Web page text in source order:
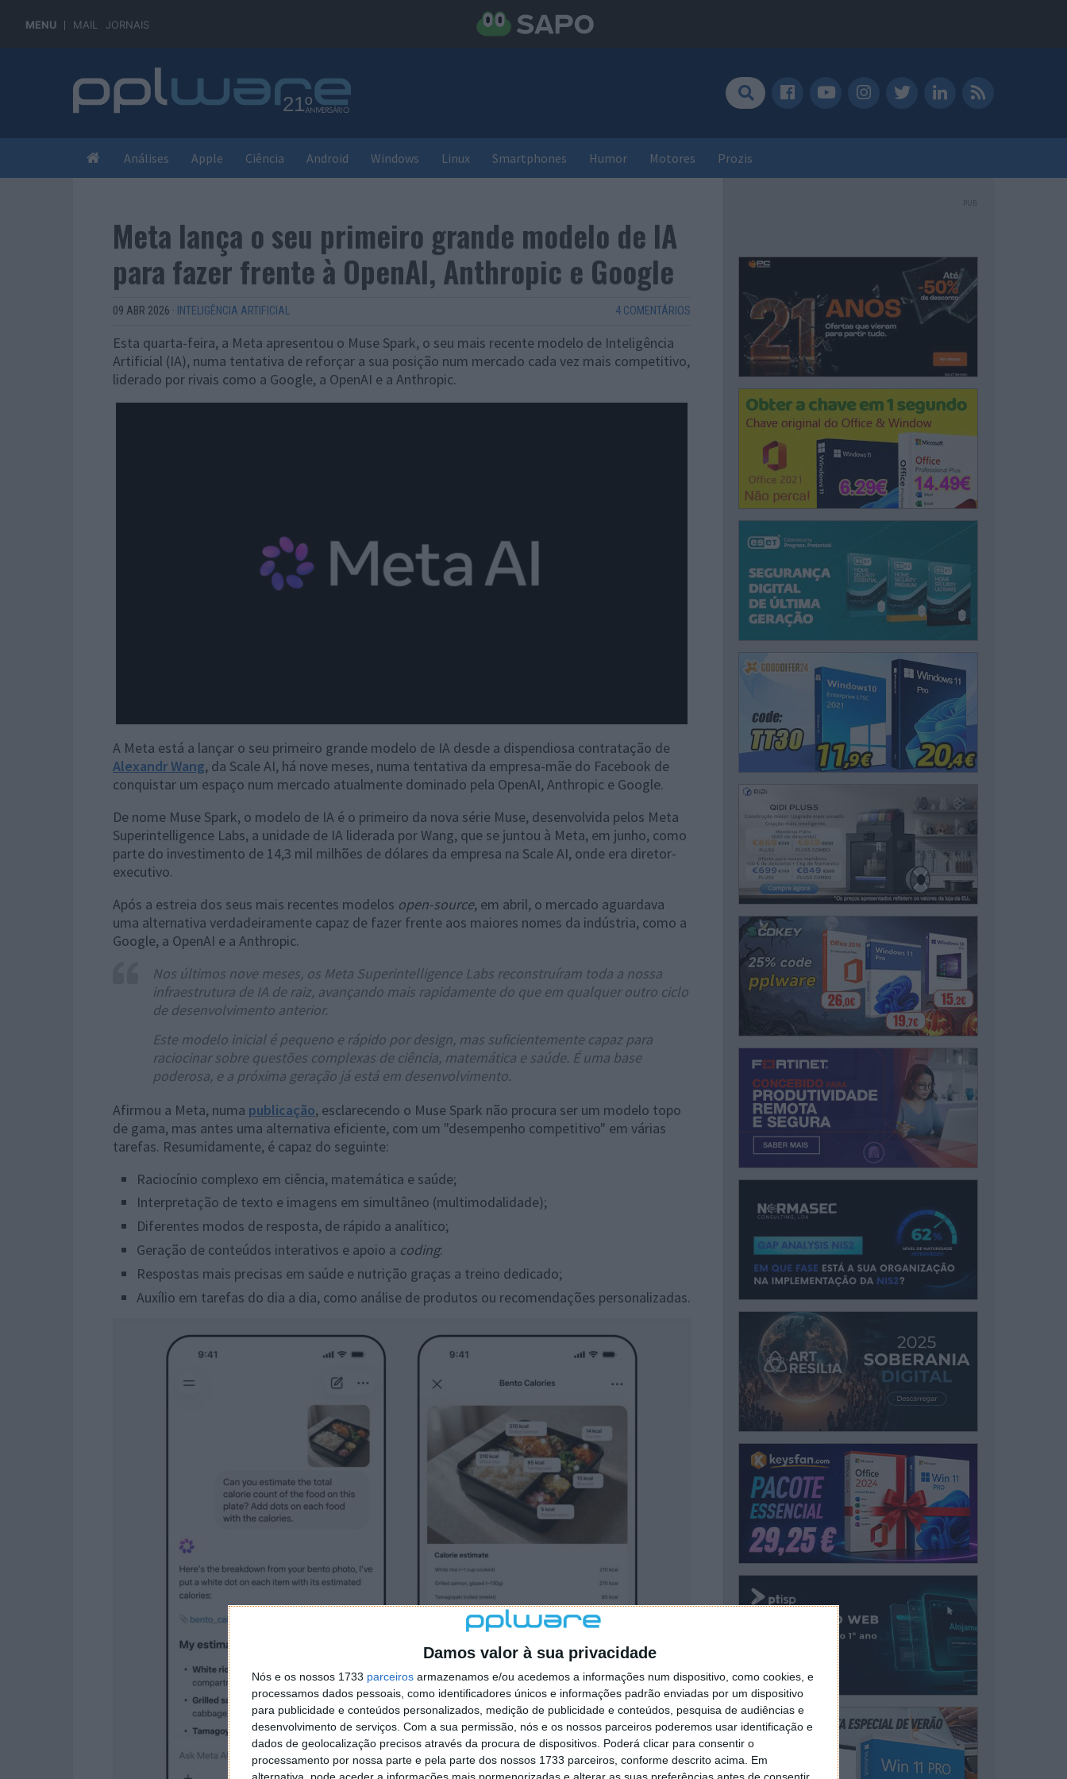
Damos valor à sua privacidade
Nós e os nossos 1733 parceiros armazenamos e/ou acedemos a informações num dispositivo, como cookies, e
processamos dados pessoais, como identificadores únicos e informações padrão enviadas por um dispositivo
para publicidade e conteúdos personalizados, medição de publicidade e conteúdos, pesquisa de audiências e
desenvolvimento de serviços. Com a sua permissão, nós e os nossos parceiros poderemos usar identificação e
dados de geolocalização precisos através da procura de dispositivos. Poderá clicar para consentir o
processamento por nossa parte e pela parte dos nossos 1733 parceiros, conforme descrito acima. Em
MENU MAIL JORNAIS
Análises Apple Ciência Android Windows Linux Smartphones Humor Motores Prozis
Meta lança o seu primeiro grande modelo de IA
para fazer frente à OpenAI, Anthropic e Google
09 ABR 2026 · INTELIGÊNCIA ARTIFICIAL 4 COMENTÁRIOS
Esta quarta-feira, a Meta apresentou o Muse Spark, o seu mais recente modelo de Inteligência
Artificial (IA), numa tentativa de reforçar a sua posição num mercado cada vez mais competitivo,
liderado por rivais como a Google, a OpenAI e a Anthropic.
A Meta está a lançar o seu primeiro grande modelo de IA desde a dispendiosa contratação de
Alexandr Wang, da Scale AI, há nove meses, numa tentativa da empresa-mãe do Facebook de
conquistar um espaço num mercado atualmente dominado pela OpenAI, Anthropic e Google.
De nome Muse Spark, o modelo de IA é o primeiro da nova série Muse, desenvolvida pelos Meta
Superintelligence Labs, a unidade de IA liderada por Wang, que se juntou à Meta, em junho, como
parte do investimento de 14,3 mil milhões de dólares da empresa na Scale AI, onde era diretor-
executivo.
Após a estreia dos seus mais recentes modelos open-source, em abril, o mercado aguardava
uma alternativa verdadeiramente capaz de fazer frente aos maiores nomes da indústria, como a
Google, a OpenAI e a Anthropic.
Nos últimos nove meses, os Meta Superintelligence Labs reconstruíram toda a nossa
infraestrutura de IA de raiz, avançando mais rapidamente do que em qualquer outro ciclo
de desenvolvimento anterior.
Este modelo inicial é pequeno e rápido por design, mas suficientemente capaz para
raciocinar sobre questões complexas de ciência, matemática e saúde. É uma base
poderosa, e a próxima geração já está em desenvolvimento.
Afirmou a Meta, numa publicação, esclarecendo o Muse Spark não procura ser um modelo topo
de gama, mas antes uma alternativa eficiente, com um "desempenho competitivo" em várias
tarefas. Resumidamente, é capaz do seguinte:
Raciocínio complexo em ciência, matemática e saúde;
Interpretação de texto e imagens em simultâneo (multimodalidade);
Diferentes modos de resposta, de rápido a analítico;
Geração de conteúdos interativos e apoio a coding:
Respostas mais precisas em saúde e nutrição graças a treino dedicado;
Auxílio em tarefas do dia a dia, como análise de produtos ou recomendações personalizadas.
PUB